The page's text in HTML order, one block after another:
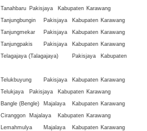
Tanahbaru Pakisjaya Kabupaten Karawang
Tanjungbungin Pakisjaya Kabupaten Karawang
Tanjungmekar Pakisjaya Kabupaten Karawang
Tanjungpakis Pakisjaya Kabupaten Karawang
Telagajaya (Talagajaya) Pakisjaya
Kabupaten
Telukbuyung Pakisjaya Kabupaten Karawang
Telukjaya Pakisjaya Kabupaten Karawang
Bangle (Bengle) Majalaya Kabupaten Karawang
Ciranggon Majalaya Kabupaten Karawang
Lemahmulya Majalaya Kabupaten Karawang